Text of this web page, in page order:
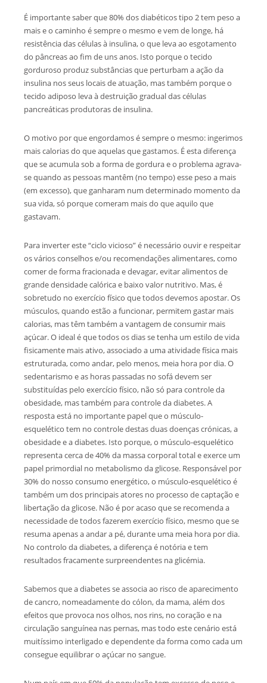
É importante saber que 80% dos diabéticos tipo 2 tem peso a
mais e o caminho é sempre o mesmo e vem de longe, há
resistência das células à insulina, o que leva ao esgotamento
do pâncreas ao fim de uns anos. Isto porque o tecido
gorduroso produz substâncias que perturbam a ação da
insulina nos seus locais de atuação, mas também porque o
tecido adiposo leva à destruição gradual das células
pancreáticas produtoras de insulina.
O motivo por que engordamos é sempre o mesmo: ingerimos
mais calorias do que aquelas que gastamos. É esta diferença
que se acumula sob a forma de gordura e o problema agrava-
se quando as pessoas mantêm (no tempo) esse peso a mais
(em excesso), que ganharam num determinado momento da
sua vida, só porque comeram mais do que aquilo que
gastavam.
Para inverter este “ciclo vicioso” é necessário ouvir e respeitar
os vários conselhos e/ou recomendações alimentares, como
comer de forma fracionada e devagar, evitar alimentos de
grande densidade calórica e baixo valor nutritivo. Mas, é
sobretudo no exercício físico que todos devemos apostar. Os
músculos, quando estão a funcionar, permitem gastar mais
calorias, mas têm também a vantagem de consumir mais
açúcar. O ideal é que todos os dias se tenha um estilo de vida
fisicamente mais ativo, associado a uma atividade física mais
estruturada, como andar, pelo menos, meia hora por dia. O
sedentarismo e as horas passadas no sofá devem ser
substituídas pelo exercício físico, não só para controle da
obesidade, mas também para controle da diabetes. A
resposta está no importante papel que o músculo-
esquelético tem no controle destas duas doenças crónicas, a
obesidade e a diabetes. Isto porque, o músculo-esquelético
representa cerca de 40% da massa corporal total e exerce um
papel primordial no metabolismo da glicose. Responsável por
30% do nosso consumo energético, o músculo-esquelético é
também um dos principais atores no processo de captação e
libertação da glicose. Não é por acaso que se recomenda a
necessidade de todos fazerem exercício físico, mesmo que se
resuma apenas a andar a pé, durante uma meia hora por dia.
No controlo da diabetes, a diferença é notória e tem
resultados fracamente surpreendentes na glicémia.
Sabemos que a diabetes se associa ao risco de aparecimento
de cancro, nomeadamente do cólon, da mama, além dos
efeitos que provoca nos olhos, nos rins, no coração e na
circulação sanguínea nas pernas, mas todo este cenário está
muitíssimo interligado e dependente da forma como cada um
consegue equilibrar o açúcar no sangue.